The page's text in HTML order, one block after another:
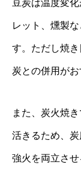
豆炭は温度変
レット、燻製
す。ただし焼
炭との併用がお
また、炭火焼
活きるため、
強火を両立させ